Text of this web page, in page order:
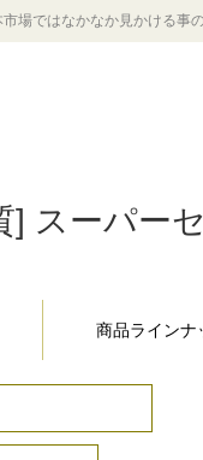
市場ではなかなか見かける事
] スーパー
商品ラインナ